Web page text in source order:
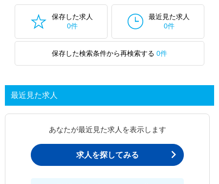
保存した求人
0件
最近見た求人
0件
保存した検索条件から再検索する 0件
最近見た求人
あなたが最近見た求人を表示します
求人を探してみる